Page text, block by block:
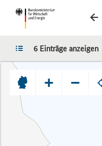
LISTE
6 Einträge anzeigen
+ −